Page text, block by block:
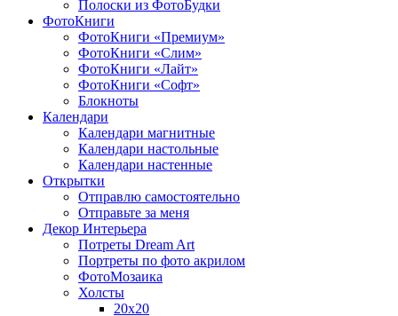
Полоски из ФотоБудки
ФотоКниги
ФотоКниги «Премиум»
ФотоКниги «Слим»
ФотоКниги «Лайт»
ФотоКниги «Софт»
Блокноты
Календари
Календари магнитные
Календари настольные
Календари настенные
Открытки
Отправлю самостоятельно
Отправьте за меня
Декор Интерьера
Потреты Dream Art
Портреты по фото акрилом
ФотоМозаика
Холсты
20х20